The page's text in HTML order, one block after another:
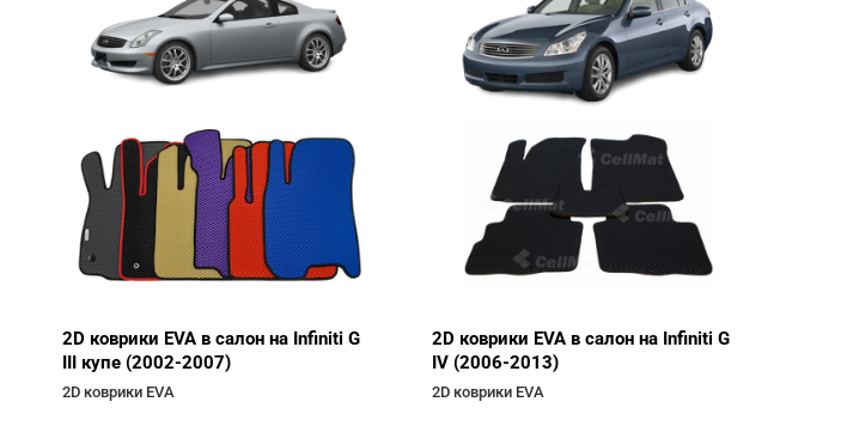
2D коврики EVA в салон на Infiniti G
III купе (2002-2007)
2D коврики EVA
2D коврики EVA в салон на Infiniti G
IV (2006-2013)
2D коврики EVA